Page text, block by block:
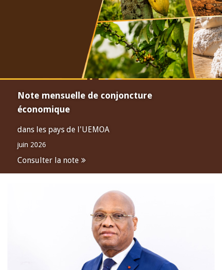
Note mensuelle de conjoncture
économique
dans les pays de l'UEMOA
juin 2026
Consulter la note